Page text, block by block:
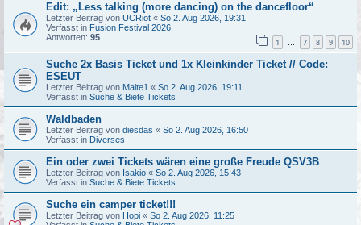
Edit: „Less talking (more dancing) on the dancefloor“
Letzter Beitrag von UCRiot « So 2. Aug 2026, 19:31
Verfasst in Fusion Festival 2026
Antworten: 95 1 … 7 8 9 10
Suche 2x Basis Ticket und 1x Kleinkinder Ticket // Code:
ESEUT
Letzter Beitrag von Malte1 « So 2. Aug 2026, 19:11
Verfasst in Suche & Biete Tickets
Waldbaden
Letzter Beitrag von diesdas « So 2. Aug 2026, 16:50
Verfasst in Diverses
Ein oder zwei Tickets wären eine große Freude QSV3B
Letzter Beitrag von Isakio « So 2. Aug 2026, 15:43
Verfasst in Suche & Biete Tickets
Suche ein camper ticket!!!
Letzter Beitrag von Hopi « So 2. Aug 2026, 11:25